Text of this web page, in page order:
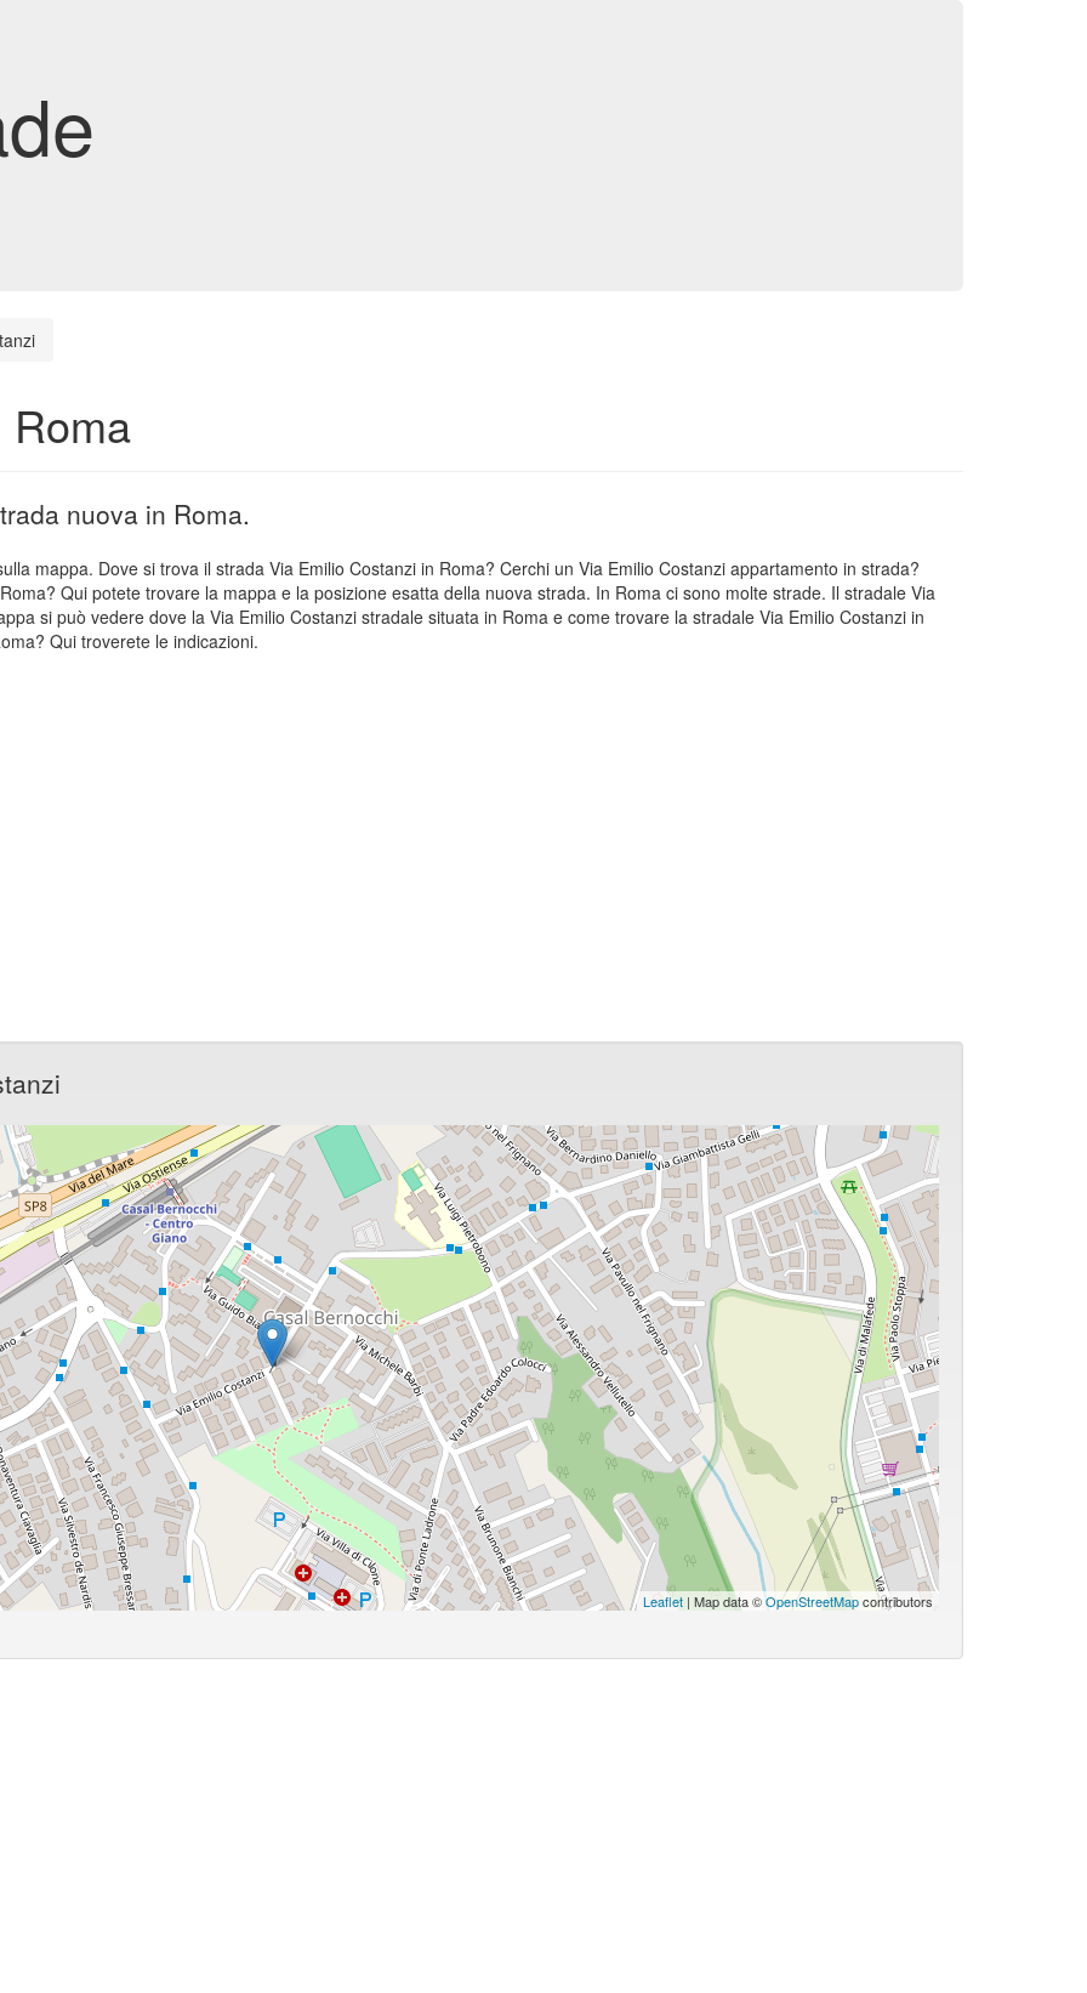
Roma
nuova in Roma.
mappa. Dove si trova il strada Via Emilio Costanzi in Roma? Cerchi un Via Emilio Costanzi appartamento in strada?
Qui potete trovare la mappa e la posizione esatta della nuova strada. In Roma ci sono molte strade. Il stradale Via
si può vedere dove la Via Emilio Costanzi stradale situata in Roma e come trovare la stradale Via Emilio Costanzi in
Qui troverete le indicazioni.
Leaflet | Map data ©OpenStreetMapcontributors